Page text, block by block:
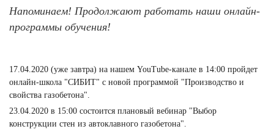
Напоминаем! Продолжают работать наши онлайн-
программы обучения!
17.04.2020 (уже завтра) на нашем YouTube-канале в 14:00 пройдет
онлайн-школа "СИБИТ" с новой программой "Производство и
свойства газобетона".
23.04.2020 в 15:00 состоится плановый вебинар "Выбор
конструкции стен из автоклавного газобетона".